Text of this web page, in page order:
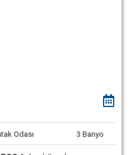
Odası 3 Banyo